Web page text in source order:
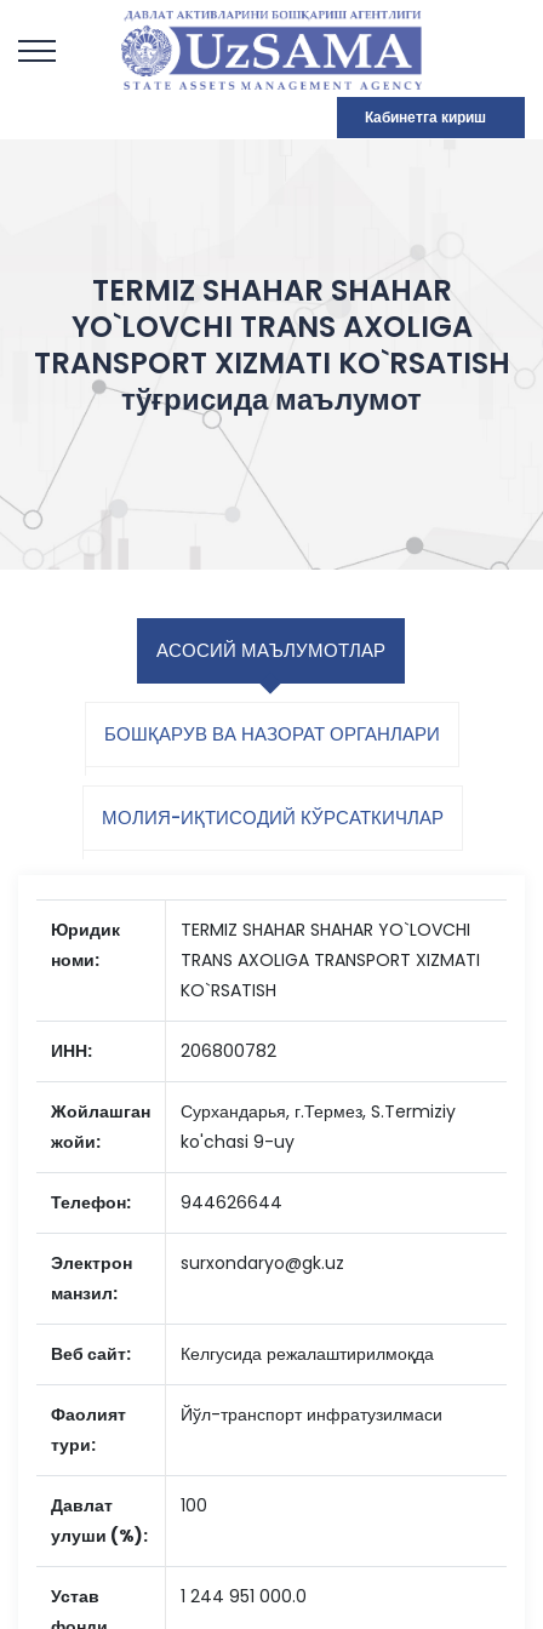
Кабинетга кириш
TERMIZ SHAHAR SHAHAR
YO`LOVCHI TRANS AXOLIGA
TRANSPORT XIZMATI KO`RSATISH
тўғрисида маълумот
АСОСИЙ МАЪЛУМОТЛАР
БОШҚАРУВ ВА НАЗОРАТ ОРГАНЛАРИ
МОЛИЯ-ИҚТИСОДИЙ КЎРСАТКИЧЛАР
Юридик
номи:
TERMIZ SHAHAR SHAHAR YO`LOVCHI
TRANS AXOLIGA TRANSPORT XIZMATI
KO`RSATISH
ИНН: 206800782
Жойлашган
жойи:
Сурхандарья, г.Термез, S.Termiziy
ko'chasi 9-uy
Телефон: 944626644
Электрон
манзил:
surxondaryo@gk.uz
Веб сайт: Келгусида режалаштирилмоқда
Фаолият
тури:
Йўл-транспорт инфратузилмаси
Давлат
улуши (%):
100
Устав
1 244 951 000.0